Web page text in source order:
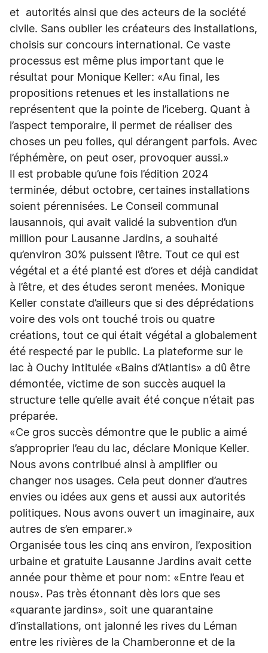
et autorités ainsi que des acteurs de la société
civile. Sans oublier les créateurs des installations,
choisis sur concours international. Ce vaste
processus est même plus important que le
résultat pour Monique Keller: «Au final, les
propositions retenues et les installations ne
représentent que la pointe de l’iceberg. Quant à
l’aspect temporaire, il permet de réaliser des
choses un peu folles, qui dérangent parfois. Avec
l’éphémère, on peut oser, provoquer aussi.»
Il est probable qu’une fois l’édition 2024
terminée, début octobre, certaines installations
soient pérennisées. Le Conseil communal
lausannois, qui avait validé la subvention d’un
million pour Lausanne Jardins, a souhaité
qu’environ 30% puissent l’être. Tout ce qui est
végétal et a été planté est d’ores et déjà candidat
à l’être, et des études seront menées. Monique
Keller constate d’ailleurs que si des déprédations
voire des vols ont touché trois ou quatre
créations, tout ce qui était végétal a globalement
été respecté par le public. La plateforme sur le
lac à Ouchy intitulée «Bains d’Atlantis» a dû être
démontée, victime de son succès auquel la
structure telle qu’elle avait été conçue n’était pas
préparée.
«Ce gros succès démontre que le public a aimé
s’approprier l’eau du lac, déclare Monique Keller.
Nous avons contribué ainsi à amplifier ou
changer nos usages. Cela peut donner d’autres
envies ou idées aux gens et aussi aux autorités
politiques. Nous avons ouvert un imaginaire, aux
autres de s’en emparer.»
Organisée tous les cinq ans environ, l’exposition
urbaine et gratuite Lausanne Jardins avait cette
année pour thème et pour nom: «Entre l’eau et
nous». Pas très étonnant dès lors que ses
«quarante jardins», soit une quarantaine
d’installations, ont jalonné les rives du Léman
entre les rivières de la Chamberonne et de la